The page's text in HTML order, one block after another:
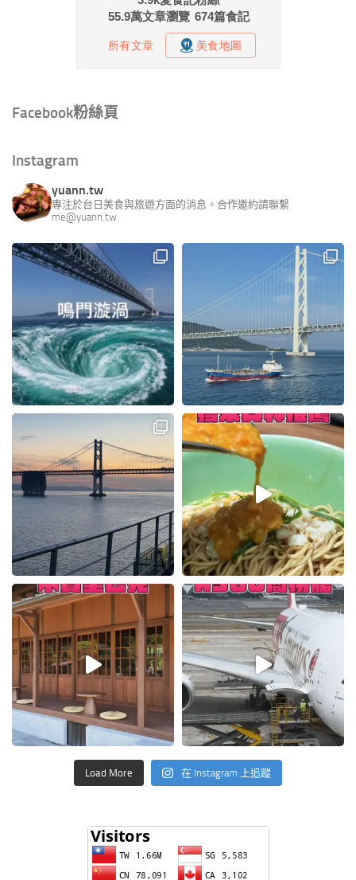
Facebook粉絲頁
Instagram
yuann.tw
專注於台日美食與旅遊方面的消息。合作邀約請聯繫
me@yuann.tw
Load More 在 Instagram 上追蹤